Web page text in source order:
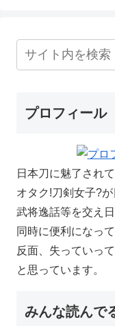
プロフィール
日本刀に魅了され
オタク!刀剣女子?
武将逸話等を交え
同時に便利になっ
反面、失っていっ
と思っています。
みんな読んで